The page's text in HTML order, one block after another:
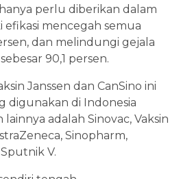
perlu diberikan dalam
efikasi mencegah semua
dan melindungi gejala
90,1 persen.
Janssen dan CanSino ini
digunakan di Indonesia
adalah Sinovac, Vaksin
Sinopharm,
V.